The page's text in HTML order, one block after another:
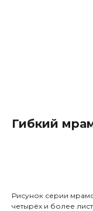
Гибкий
Рисунок серии
четырёх и более